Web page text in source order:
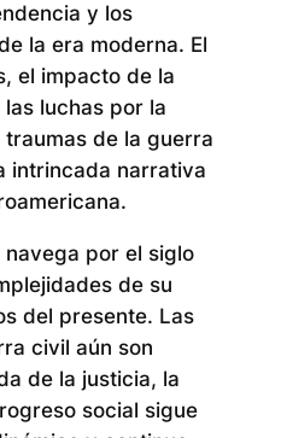
y los
la era moderna. El
el impacto de la
luchas por la
de la guerra
intrincada narrativa
navega por el siglo
de su
del presente. Las
civil aún son
de la justicia, la
social sigue